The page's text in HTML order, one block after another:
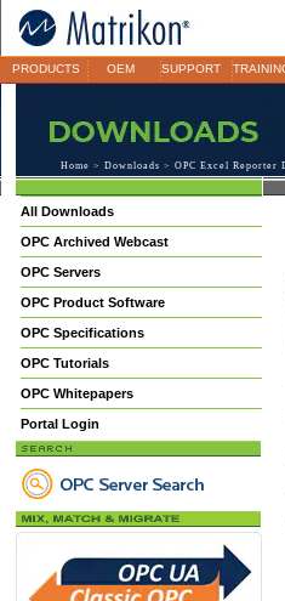
PRODUCTS OEM SUPPORT
Home > Downloads > OPC Excel Reporter
All Downloads
OPC Archived Webcast
OPC Servers
OPC Product Software
OPC Specifications
OPC Tutorials
OPC Whitepapers
Portal Login